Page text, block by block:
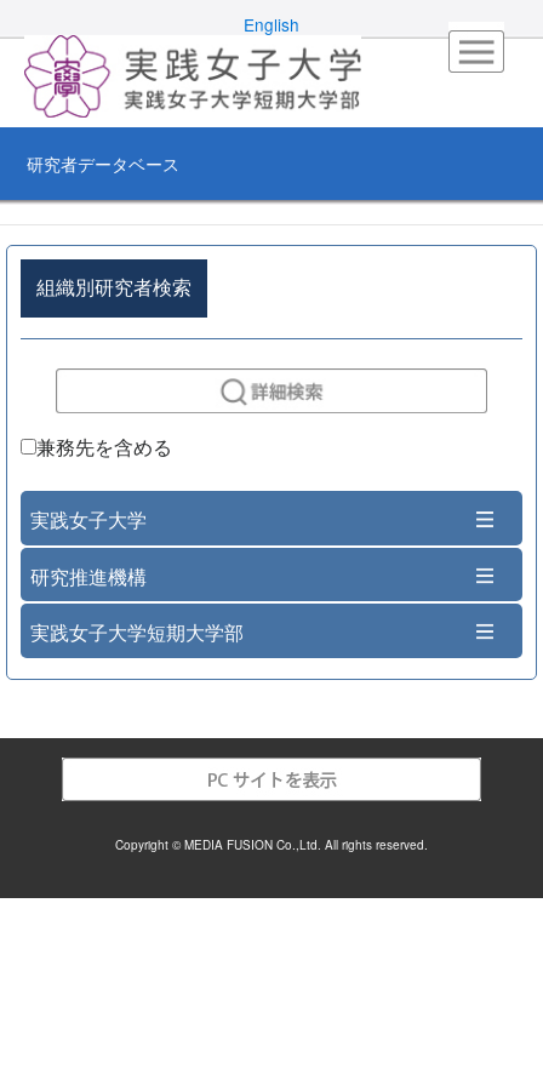
English
研究者データベース
組織別研究者検索
兼務先を含める
実践女子大学
研究推進機構
実践女子大学短期大学部
Copyright © MEDIA FUSION Co.,Ltd. All rights reserved.